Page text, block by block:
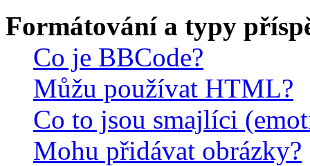
Formátování a typy
Co je BBCode?
Můžu používat HTML?
Co to jsou smajlíci
Mohu přidávat obrázky?